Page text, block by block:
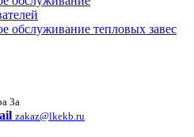
обслуживание тепловых завес
3а
zakaz@lkekb.ru